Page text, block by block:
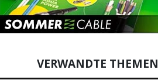
VERWANDTE THEMEN